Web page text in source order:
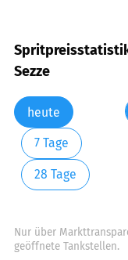
Sezze
heute
7 Tage
28 Tage
Nur über
geöffnete Tankstellen.